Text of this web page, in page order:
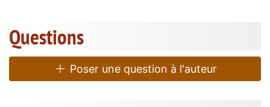
Questions
Poser une question à l'auteur